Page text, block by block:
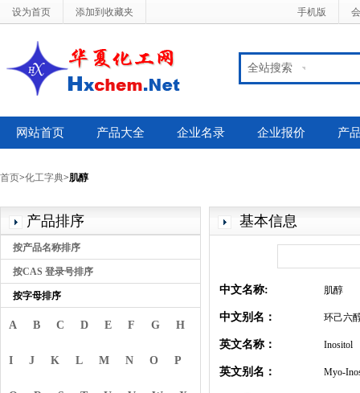
设为首页 添加到收藏夹 手机版
全站搜索
网站首页 产品大全 企业名录 企业报价 产
首页>化工字典>肌醇
产品排序
按产品名称排序
按CAS 登录号排序
按字母排序
A B C D E F G H
I J K L M N O P
基本信息
中文名称: 肌醇
中文别名： 环己六
英文名称： Inositol
英文别名： Myo-